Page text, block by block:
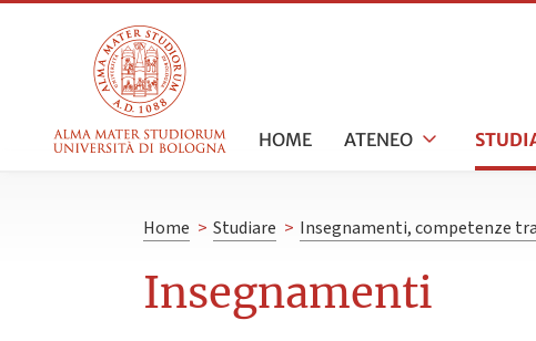
HOME ATENEO
Home > Studiare > Insegnamenti, competenze
Insegnamenti